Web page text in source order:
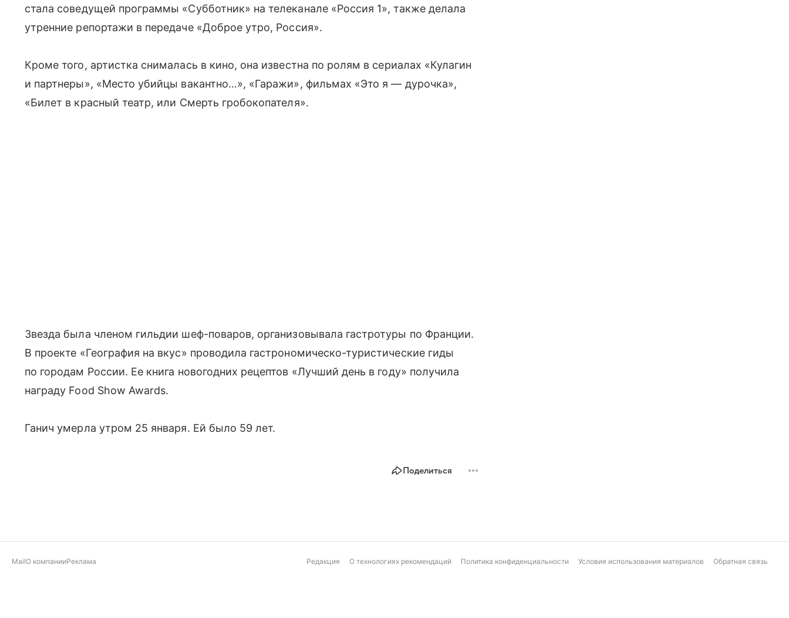
стала соведущей программы «Субботник» на телеканале «Россия 1», также делала
утренние репортажи в передаче «Доброе утро, Россия».
Кроме того, артистка снималась в кино, она известна по ролям в сериалах «Кулагин
и партнеры», «Место убийцы вакантно…», «Гаражи», фильмах «Это я — дурочка»,
«Билет в красный театр, или Смерть гробокопателя».
Звезда была членом гильдии шеф-поваров, организовывала гастротуры по Франции.
В проекте «География на вкус» проводила гастрономическо-туристические гиды
по городам России. Ее книга новогодних рецептов «Лучший день в году» получила
награду Food Show Awards.
Ганич умерла утром 25 января. Ей было 59 лет.
Поделиться
MailО компанииРеклама Редакция О технологиях рекомендаций Политика конфиденциальности Условия использования материалов Обратная связь